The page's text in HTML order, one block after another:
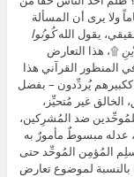
ولا يرى أن المسألة
يقول اللهكُونُوا
۩، هذا التعارض
المنظور القرآني هذا
ككبيرهم يُردِّدون – بفضل
الخالق غير مُتحيِّز،
للمُوحِّدين ضد المُشرِكين،
عدله مبسوطٌ مأمورٌ به
المُؤمِن المُوحِّد حتى
لموضوع تعارض